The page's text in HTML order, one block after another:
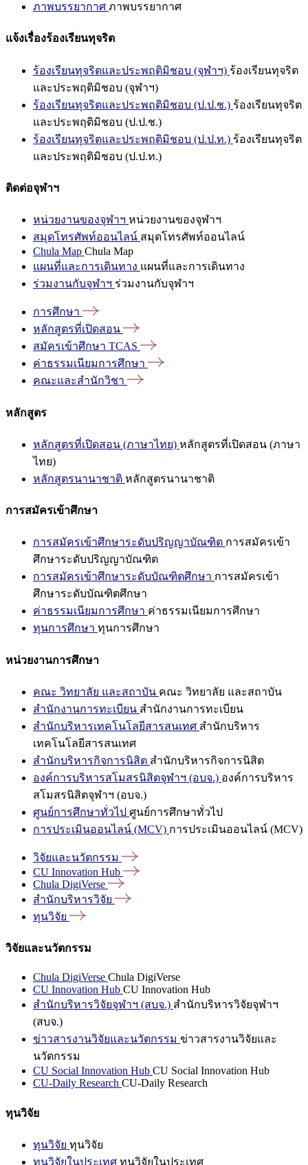
ภาพบรรยากาศ ภาพบรรยากาศ
แจ้งเรื่องร้องเรียนทุจริต
ร้องเรียนทุจริตและประพฤติมิชอบ (จุฬาฯ) ร้องเรียนทุจริต
และประพฤติมิชอบ (จุฬาฯ)
ร้องเรียนทุจริตและประพฤติมิชอบ (ป.ป.ช.) ร้องเรียนทุจริต
และประพฤติมิชอบ (ป.ป.ช.)
ร้องเรียนทุจริตและประพฤติมิชอบ (ป.ป.ท.) ร้องเรียนทุจริต
และประพฤติมิชอบ (ป.ป.ท.)
ติดต่อจุฬาฯ
หน่วยงานของจุฬาฯ หน่วยงานของจุฬาฯ
สมุดโทรศัพท์ออนไลน์ สมุดโทรศัพท์ออนไลน์
Chula Map Chula Map
แผนที่และการเดินทาง แผนที่และการเดินทาง
ร่วมงานกับจุฬาฯ ร่วมงานกับจุฬาฯ
การศึกษา
หลักสูตรที่เปิดสอน
สมัครเข้าศึกษา TCAS
ค่าธรรมเนียมการศึกษา
คณะและสำนักวิชา
หลักสูตร
หลักสูตรที่เปิดสอน (ภาษาไทย) หลักสูตรที่เปิดสอน (ภาษา
ไทย)
หลักสูตรนานาชาติ หลักสูตรนานาชาติ
การสมัครเข้าศึกษา
การสมัครเข้าศึกษาระดับปริญญาบัณฑิต การสมัครเข้า
ศึกษาระดับปริญญาบัณฑิต
การสมัครเข้าศึกษาระดับบัณฑิตศึกษา การสมัครเข้า
ศึกษาระดับบัณฑิตศึกษา
ค่าธรรมเนียมการศึกษา ค่าธรรมเนียมการศึกษา
ทุนการศึกษา ทุนการศึกษา
หน่วยงานการศึกษา
คณะ วิทยาลัย และสถาบัน คณะ วิทยาลัย และสถาบัน
สำนักงานการทะเบียน สำนักงานการทะเบียน
สำนักบริหารเทคโนโลยีสารสนเทศ สำนักบริหาร
เทคโนโลยีสารสนเทศ
สำนักบริหารกิจการนิสิต สำนักบริหารกิจการนิสิต
องค์การบริหารสโมสรนิสิตจุฬาฯ (อบจ.) องค์การบริหาร
สโมสรนิสิตจุฬาฯ (อบจ.)
ศูนย์การศึกษาทั่วไป ศูนย์การศึกษาทั่วไป
การประเมินออนไลน์ (MCV) การประเมินออนไลน์ (MCV)
วิจัยและนวัตกรรม
CU Innovation Hub
Chula DigiVerse
สำนักบริหารวิจัย
ทุนวิจัย
วิจัยและนวัตกรรม
Chula DigiVerse Chula DigiVerse
CU Innovation Hub CU Innovation Hub
สำนักบริหารวิจัยจุฬาฯ (สบจ.) สำนักบริหารวิจัยจุฬาฯ
(สบจ.)
ข่าวสารงานวิจัยและนวัตกรรม ข่าวสารงานวิจัยและ
นวัตกรรม
CU Social Innovation Hub CU Social Innovation Hub
CU-Daily Research CU-Daily Research
ทุนวิจัย
ทุนวิจัย ทุนวิจัย
ทุนวิจัยในประเทศ ทุนวิจัยในประเทศ